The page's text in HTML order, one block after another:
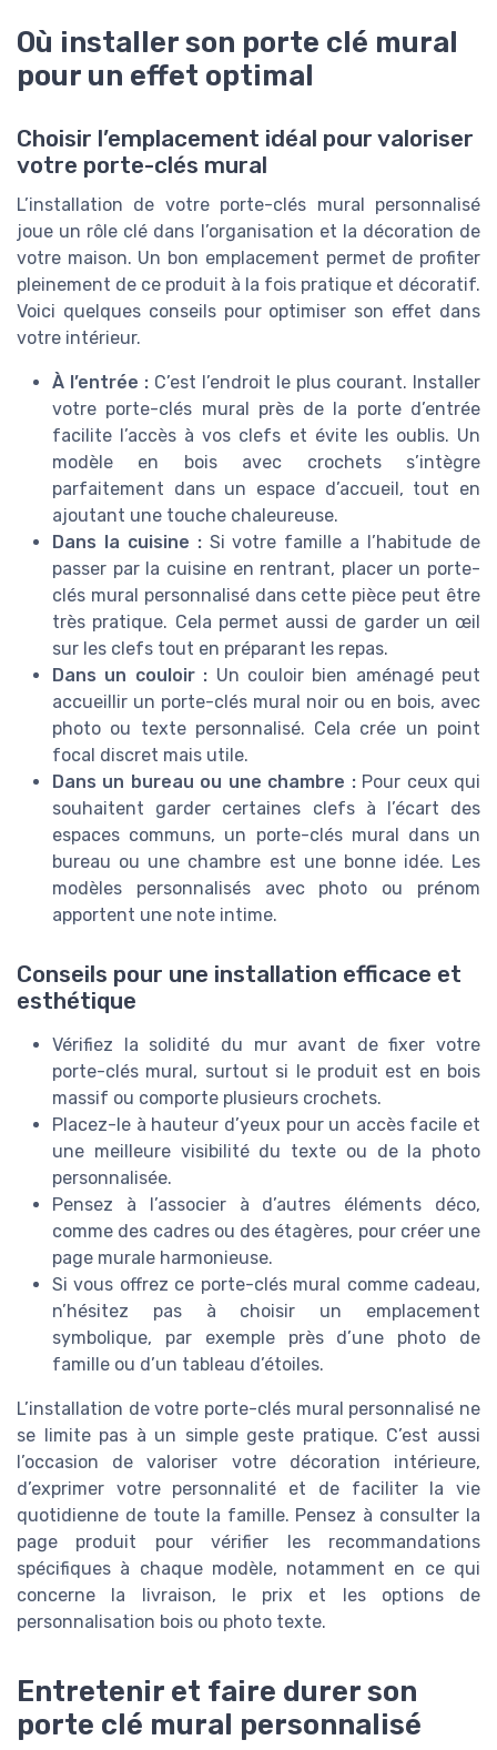
Où installer son porte clé mural
pour un effet optimal
Choisir l’emplacement idéal pour valoriser
votre porte-clés mural
L’installation de votre porte-clés mural personnalisé
joue un rôle clé dans l’organisation et la décoration de
votre maison. Un bon emplacement permet de profiter
pleinement de ce produit à la fois pratique et décoratif.
Voici quelques conseils pour optimiser son effet dans
votre intérieur.
À l’entrée : C’est l’endroit le plus courant. Installer
votre porte-clés mural près de la porte d’entrée
facilite l’accès à vos clefs et évite les oublis. Un
modèle en bois avec crochets s’intègre
parfaitement dans un espace d’accueil, tout en
ajoutant une touche chaleureuse.
Dans la cuisine :Si votre famille a l’habitude de
passer par la cuisine en rentrant, placer un porte-
clés mural personnalisé dans cette pièce peut être
très pratique. Cela permet aussi de garder un œil
sur les clefs tout en préparant les repas.
Dans un couloir : Un couloir bien aménagé peut
accueillir un porte-clés mural noir ou en bois, avec
photo ou texte personnalisé. Cela crée un point
focal discret mais utile.
Dans un bureau ou une chambre :Pour ceux qui
souhaitent garder certaines clefs à l’écart des
espaces communs, un porte-clés mural dans un
bureau ou une chambre est une bonne idée. Les
modèles personnalisés avec photo ou prénom
apportent une note intime.
Conseils pour une installation efficace et
esthétique
Vérifiez la solidité du mur avant de fixer votre
porte-clés mural, surtout si le produit est en bois
massif ou comporte plusieurs crochets.
Placez-le à hauteur d’yeux pour un accès facile et
une meilleure visibilité du texte ou de la photo
personnalisée.
Pensez à l’associer à d’autres éléments déco,
comme des cadres ou des étagères, pour créer une
page murale harmonieuse.
Si vous offrez ce porte-clés mural comme cadeau,
n’hésitez pas à choisir un emplacement
symbolique, par exemple près d’une photo de
famille ou d’un tableau d’étoiles.
L’installation de votre porte-clés mural personnalisé ne
se limite pas à un simple geste pratique. C’est aussi
l’occasion de valoriser votre décoration intérieure,
d’exprimer votre personnalité et de faciliter la vie
quotidienne de toute la famille. Pensez à consulter la
page produit pour vérifier les recommandations
spécifiques à chaque modèle, notamment en ce qui
concerne la livraison, le prix et les options de
personnalisation bois ou photo texte.
Entretenir et faire durer son
porte clé mural personnalisé